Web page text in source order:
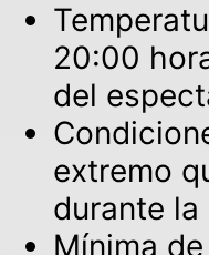
20:00
del
extremo
durante la
Mínima